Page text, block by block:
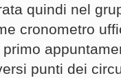
quindi nel
cronometro
punti dei